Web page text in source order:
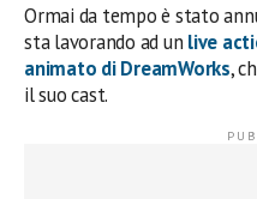
Ormai da tempo è stato
sta lavorando ad un live
animato diDreamWorks,
il suo cast.